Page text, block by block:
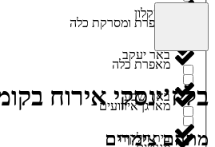
מאפרת ומסרקת כלה
מאפרת כלה
מארגן אירועים
אשקלון
באר יעקב
באר שבע
בית חלקיה
בליז’ינסקי אירוח
מתחם צימרים